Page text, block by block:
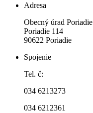
Adresa
Obecný úrad Poriadie
Poriadie 114
90622 Poriadie
Spojenie
Tel. č:
034 6213273
034 6212361